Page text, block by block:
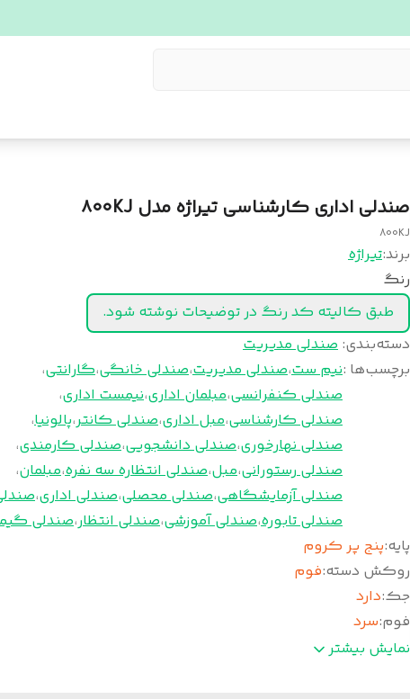
صندلی اداری کارشناسی تیراژه مدل ۸۰۰KJ
800KJ
برند:تیراژه
رنگ
طبق کالیته کد رنگ در توضیحات نوشته شود.
دسته‌بندی: صندلی مدیریت
برچسب‌ها :نیم ست،صندلی مدیریت،صندلی خانگی،گارانتی،
صندلی کنفرانسی،مبلمان اداری،نیمست اداری،
صندلی کارشناسی،مبل اداری،صندلی کانتر،پالونیا،
صندلی نهارخوری،صندلی دانشجویی،صندلی کارمندی،
صندلی رستورانی،مبل،صندلی انتظاره سه نفره،مبلمان،
صندلی آزمایشگاهی،صندلی محصلی،صندلی اداری،
صندلی تابوره،صندلی آموزشی،صندلی انتظار،صندلی
پایه:پنج پر کروم
روکش دسته:فوم
جک:دارد
فوم:سرد
ضمانت :36 ماه
نمایش بیشتر